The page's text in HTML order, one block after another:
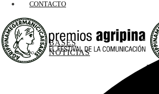
BASES
NOTICIAS
CONTACTO